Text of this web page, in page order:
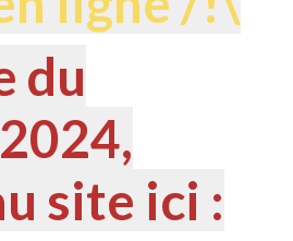
du
site ici :